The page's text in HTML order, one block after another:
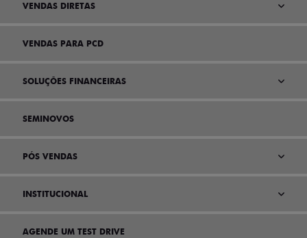
VENDAS DIRETAS
VENDAS PARA PCD
SOLUÇÕES FINANCEIRAS
SEMINOVOS
PÓS VENDAS
INSTITUCIONAL
AGENDE UM TEST DRIVE